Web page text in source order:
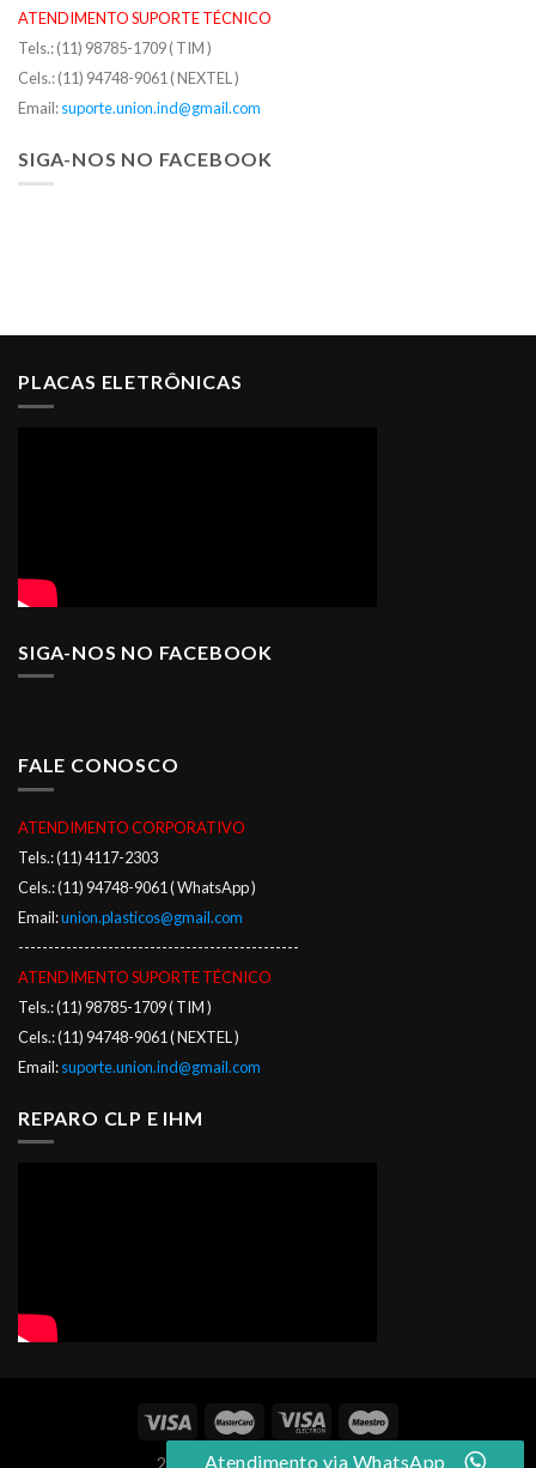
ATENDIMENTO SUPORTE TÉCNICO
Tels.: (11) 98785-1709 ( TIM )
Cels.: (11) 94748-9061 ( NEXTEL )
Email:suporte.union.ind@gmail.com
SIGA-NOS NO FACEBOOK
PLACAS ELETRÔNICAS
SIGA-NOS NO FACEBOOK
FALE CONOSCO
ATENDIMENTO CORPORATIVO
Tels.: (11) 4117-2303
Cels.: (11) 94748-9061 ( WhatsApp )
Email:union.plasticos@gmail.com
-----------------------------------------------
ATENDIMENTO SUPORTE TÉCNICO
Tels.: (11) 98785-1709 ( TIM )
Cels.: (11) 94748-9061 ( NEXTEL )
Email:suporte.union.ind@gmail.com
REPARO CLP E IHM
2026 © UNION INDUSTRIAL
Atendimento via WhatsApp